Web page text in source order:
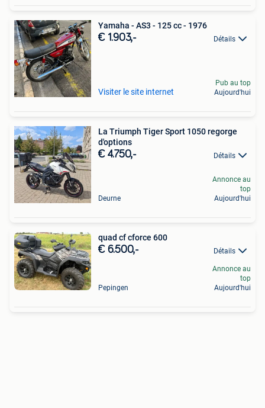
Yamaha - AS3 - 125 cc - 1976
€ 1.903,- Détails
Visiter le site internet
Pub au top
Aujourd'hui
La Triumph Tiger Sport 1050 regorge
d'options
€ 4.750,- Détails
Deurne
Annonce au
top
Aujourd'hui
quad cf cforce 600
€ 6.500,- Détails
Pepingen
Annonce au
top
Aujourd'hui